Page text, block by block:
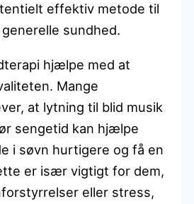
effektiv metode til
sundhed.
hjælpe med at
Mange
at lytning til blid musik
sengetid kan hjælpe
i søvn hurtigere og få en
er især vigtigt for dem,
eller stress,